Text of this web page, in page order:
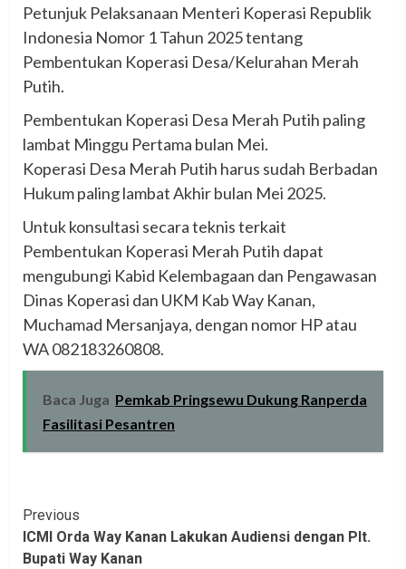
Petunjuk Pelaksanaan Menteri Koperasi Republik
Indonesia Nomor 1 Tahun 2025 tentang
Pembentukan Koperasi Desa/Kelurahan Merah
Putih.
Pembentukan Koperasi Desa Merah Putih paling
lambat Minggu Pertama bulan Mei.
Koperasi Desa Merah Putih harus sudah Berbadan
Hukum paling lambat Akhir bulan Mei 2025.
Untuk konsultasi secara teknis terkait
Pembentukan Koperasi Merah Putih dapat
mengubungi Kabid Kelembagaan dan Pengawasan
Dinas Koperasi dan UKM Kab Way Kanan,
Muchamad Mersanjaya, dengan nomor HP atau
WA 082183260808.
Baca Juga Pemkab Pringsewu Dukung Ranperda
Fasilitasi Pesantren‎‎‎‎
Continue
Reading
Previous
ICMI Orda Way Kanan Lakukan Audiensi dengan Plt.
Bupati Way Kanan